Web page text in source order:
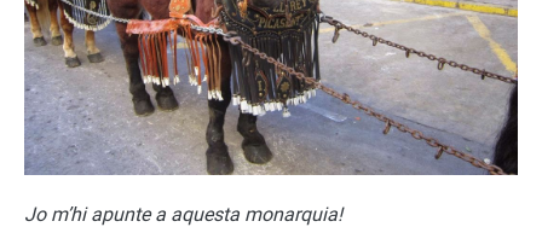
Jo m’hi apunte a aquesta monarquia!